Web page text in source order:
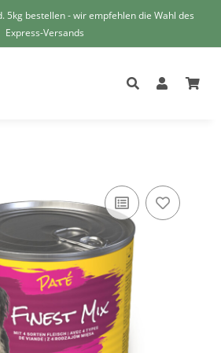
5kg bestellen - wir empfehlen die Wahl des
Express-Versands